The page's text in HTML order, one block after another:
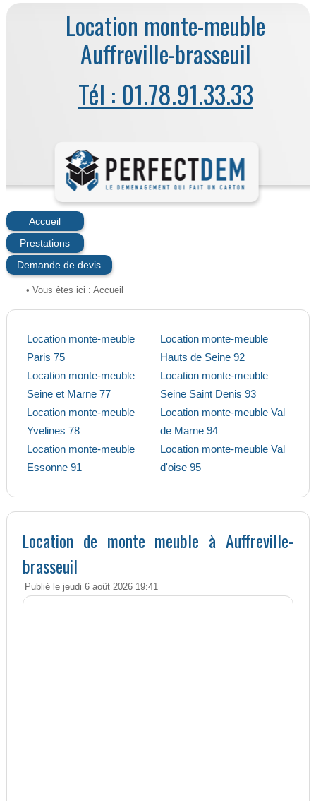
Location monte-meuble
Auffreville-brasseuil
Tél : 01.78.91.33.33
Accueil
Prestations
Demande de devis
• Vous êtes ici : Accueil
Location monte-meuble
Paris 75
Location monte-meuble
Seine et Marne 77
Location monte-meuble
Yvelines 78
Location monte-meuble
Essonne 91
Location monte-meuble
Hauts de Seine 92
Location monte-meuble
Seine Saint Denis 93
Location monte-meuble Val
de Marne 94
Location monte-meuble Val
d'oise 95
Location de monte meuble à Auffreville-
brasseuil
Publié le jeudi 6 août 2026 19:41